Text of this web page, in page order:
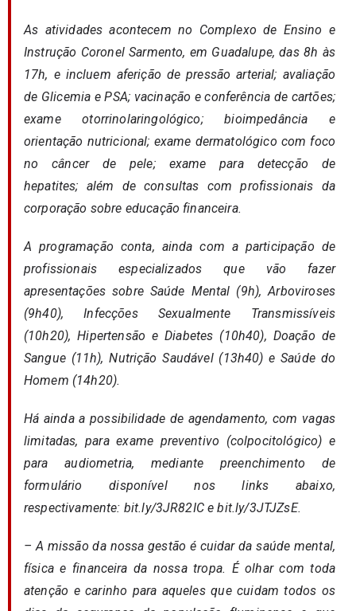
As atividades acontecem no Complexo de Ensino e
Instrução Coronel Sarmento, em Guadalupe, das 8h às
17h, e incluem aferição de pressão arterial; avaliação
de Glicemia e PSA; vacinação e conferência de cartões;
exame otorrinolaringológico; bioimpedância e
orientação nutricional; exame dermatológico com foco
no câncer de pele; exame para detecção de
hepatites; além de consultas com profissionais da
corporação sobre educação financeira.
A programação conta, ainda com a participação de
profissionais especializados que vão fazer
apresentações sobre Saúde Mental (9h), Arboviroses
(9h40), Infecções Sexualmente Transmissíveis
(10h20), Hipertensão e Diabetes (10h40), Doação de
Sangue (11h), Nutrição Saudável (13h40) e Saúde do
Homem (14h20).
Há ainda a possibilidade de agendamento, com vagas
limitadas, para exame preventivo (colpocitológico) e
para audiometria, mediante preenchimento de
formulário disponível nos links abaixo,
respectivamente: bit.ly/3JR82ICebit.ly/3JTJZsE.
– A missão da nossa gestão é cuidar da saúde mental,
física e financeira da nossa tropa. É olhar com toda
atenção e carinho para aqueles que cuidam todos os